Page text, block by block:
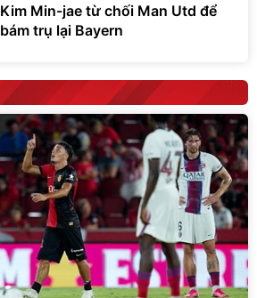
Kim Min-jae từ chối Man Utd để
bám trụ lại Bayern